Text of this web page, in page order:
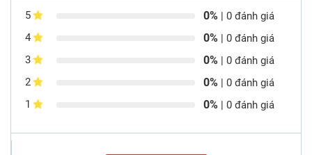
5 0% | 0 đánh giá
4
0% | 0 đánh giá
3
0% | 0 đánh giá
2
0% | 0 đánh giá
1
0% | 0 đánh giá